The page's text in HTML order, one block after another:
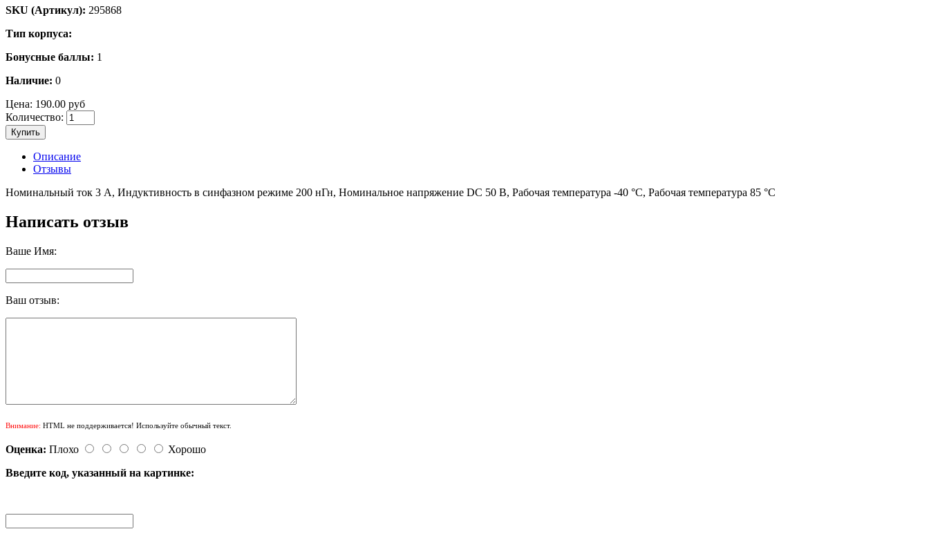
SKU (Артикул): 295868
Тип корпуса:
Бонусные баллы: 1
Наличие: 0
Цена: 190.00 руб
Количество:
Купить
Описание
Отзывы
Номинальный ток 3 А, Индуктивность в синфазном режиме 200 нГн, Номинальное напряжение DC 50 В, Рабочая температура -40 °C, Рабочая температура 85 °C
Написать отзыв
Ваше Имя:
Ваш отзыв:
Внимание: HTML не поддерживается! Используйте обычный текст.
Оценка: Плохо
Хорошо
Введите код, указанный на картинке: